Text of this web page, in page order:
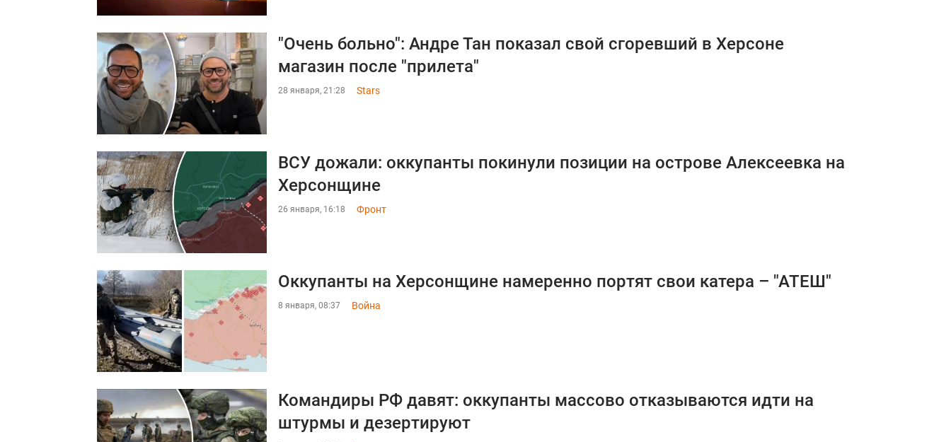
"Очень больно": Андре Тан показал свой сгоревший в Херсоне
магазин после "прилета"
28 января, 21:28 Stars
ВСУ дожали: оккупанты покинули позиции на острове Алексеевка на
Херсонщине
26 января, 16:18 Фронт
Оккупанты на Херсонщине намеренно портят свои катера – "АТЕШ"
8 января, 08:37 Война
Командиры РФ давят: оккупанты массово отказываются идти на
штурмы и дезертируют